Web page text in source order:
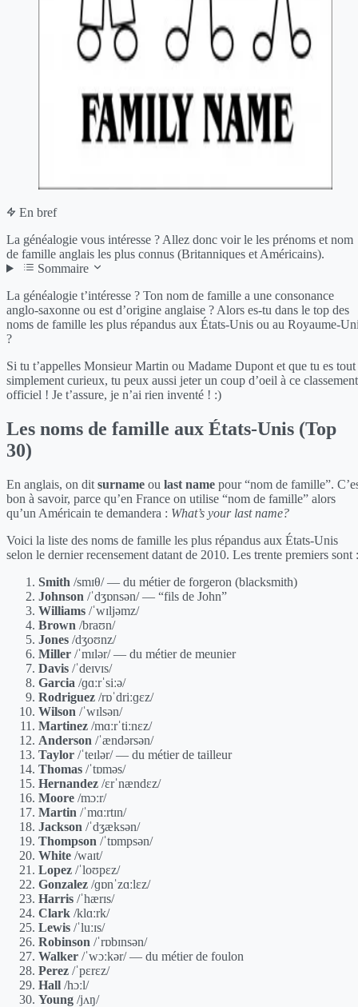
En bref
La généalogie vous intéresse ? Allez donc voir le les prénoms et nom
de famille anglais les plus connus (Britanniques et Américains).
Sommaire
La généalogie t’intéresse ? Ton nom de famille a une consonance
anglo-saxonne ou est d’origine anglaise ? Alors es-tu dans le top des
noms de famille les plus répandus aux États-Unis ou au Royaume-
?
Si tu t’appelles Monsieur Martin ou Madame Dupont et que tu es tout
simplement curieux, tu peux aussi jeter un coup d’oeil à ce classement
officiel ! Je t’assure, je n’ai rien inventé ! :)
Les noms de famille aux États-Unis (Top
30)
En anglais, on dit surname ou last name pour “nom de famille”.
bon à savoir, parce qu’en France on utilise “nom de famille” alors
qu’un Américain te demandera : What’s your last name?
Voici la liste des noms de famille les plus répandus aux États-Unis
selon le dernier recensement datant de 2010. Les trente premiers sont :
Smith /smɪθ/ — du métier de forgeron (blacksmith)
Johnson /ˈdʒɒnsən/ — “fils de John”
Williams /ˈwɪljəmz/
Brown /braʊn/
Jones /dʒoʊnz/
Miller /ˈmɪlər/ — du métier de meunier
Davis /ˈdeɪvɪs/
Garcia /ɡɑːrˈsiːə/
Rodriguez /rɒˈdriːɡɛz/
Wilson /ˈwɪlsən/
Martinez /mɑːrˈtiːnɛz/
Anderson /ˈændərsən/
Taylor /ˈteɪlər/ — du métier de tailleur
Thomas /ˈtɒməs/
Hernandez /ɛrˈnændɛz/
Moore /mɔːr/
Martin /ˈmɑːrtɪn/
Jackson /ˈdʒæksən/
Thompson /ˈtɒmpsən/
White /waɪt/
Lopez /ˈloʊpɛz/
Gonzalez /ɡɒnˈzɑːlɛz/
Harris /ˈhærɪs/
Clark /klɑːrk/
Lewis /ˈluːɪs/
Robinson /ˈrɒbɪnsən/
Walker /ˈwɔːkər/ — du métier de foulon
Perez /ˈpɛrɛz/
Hall /hɔːl/
Young /jʌŋ/